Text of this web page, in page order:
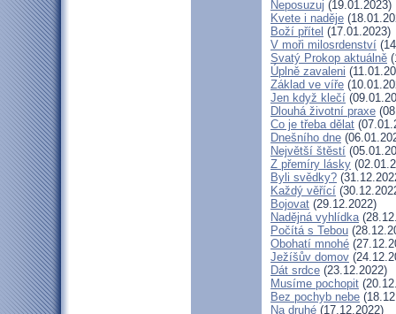
Neposuzuj (19.01.2023)
Kvete i naděje
Boží přítel (17.01.2023)
V moři milosrdenství
Svatý Prokop aktuálně
Úplně zavaleni
Základ ve víře
Jen když klečí
Dlouhá životní praxe
Co je třeba dělat
Dnešního dne
Největší štěstí
Z přemíry lásky
Byli svědky?
Každý věřící
Bojovat (29.12.2022)
Nadějná vyhlídka
Počítá s Tebou
Obohatí mnohé
Ježíšův domov
Dát srdce (23.12.2022)
Musíme pochopit
Bez pochyb nebe
Na druhé (17.12.2022)